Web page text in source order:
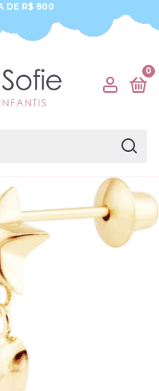
DE R$ 800
0